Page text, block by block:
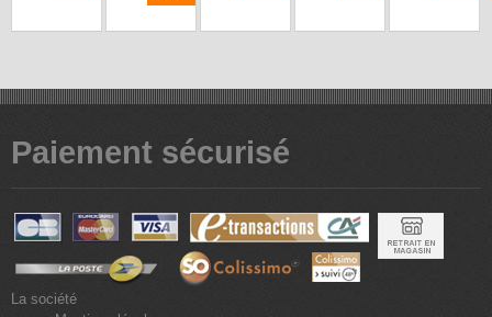
Paiement sécurisé
La société